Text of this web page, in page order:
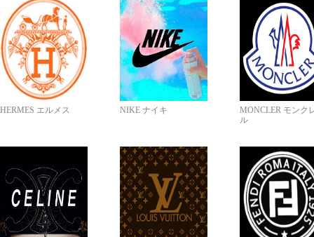
HERMES エルメス NIKE ナイキ
MONCLER モンク
ル